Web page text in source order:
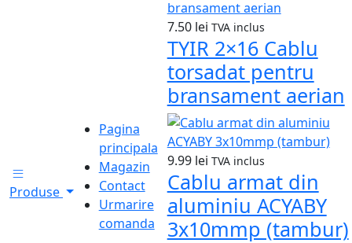
Produse
Pagina
principala
Magazin
Contact
Urmarire
comanda
7.50 lei TVA inclus
TYIR 2×16 Cablu
torsadat pentru
bransament aerian
9.99 lei TVA inclus
Cablu armat din
aluminiu ACYABY
3x10mmp (tambur)